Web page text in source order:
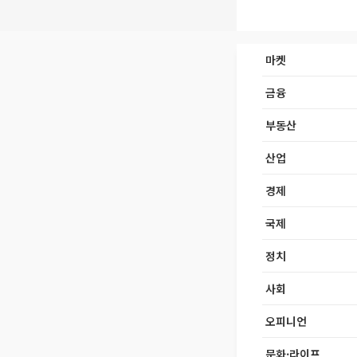
마켓
금융
부동산
산업
경제
국제
정치
사회
오피니언
문화·라이프